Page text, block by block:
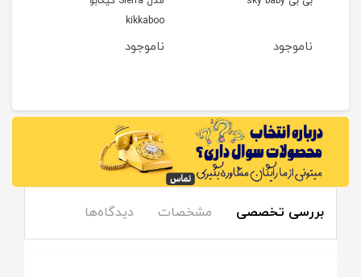
ناموجود
kikkaboo
ناموجود
بررسی تخصصی مشخصات دیدگاه‌ها